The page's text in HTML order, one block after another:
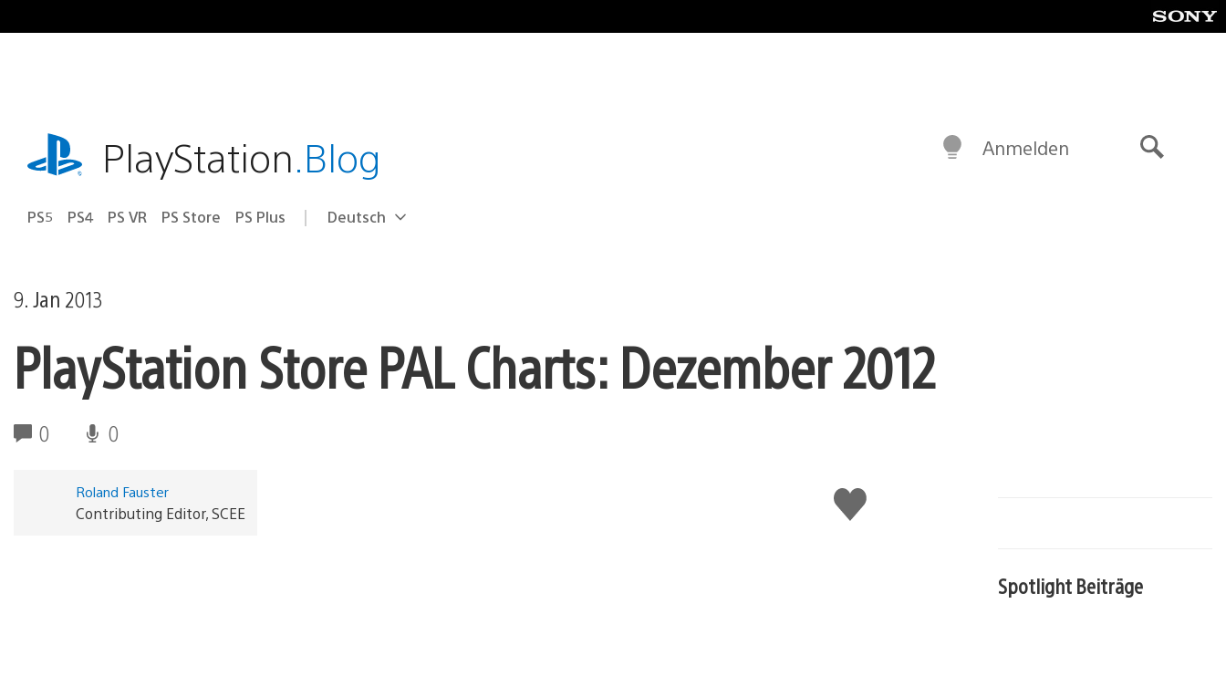
Inhalt
playstation.comPlayStation.Blog
PS5 PS4 PS VR PS Store PS Plus Select
Aktuelle
Deutsch
Anmelden
9. Jan 2013
PlayStation Store PAL Charts: Dezember 2012
0 0
Gefällt
mir
Roland Fauster
Contributing Editor, SCEE
Spotlight Beiträge